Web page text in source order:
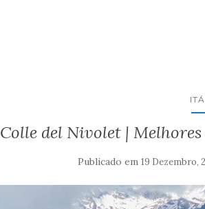
Colle del Nivolet |
Publicado em19 Dezembro,